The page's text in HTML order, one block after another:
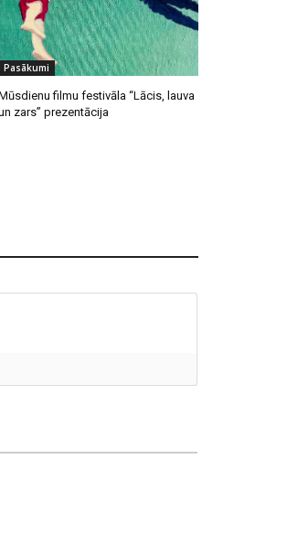
Pasākumi
filmu festivāla “Lācis, lauva
zars” prezentācija